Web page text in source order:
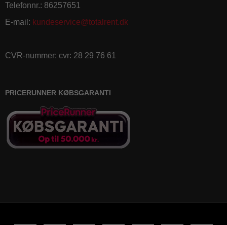
Telefonnr.: 86257651
E-mail : kundeservice@totalrent.dk
CVR-nummer: cvr: 28 29 76 61
PRICERUNNER KØBSGARANTI